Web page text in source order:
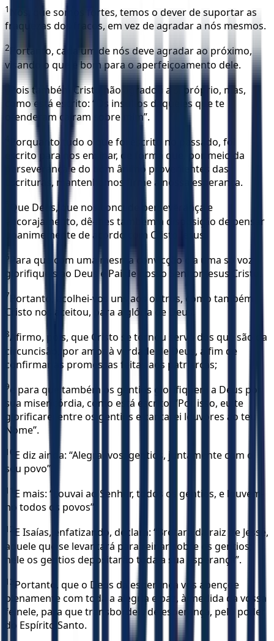
1 Nós, que somos fortes, temos o dever de suportar as
fraquezas dos fracos, em vez de agradar a nós mesmos.
2
Portanto, cada um de nós deve agradar ao próximo,
visando o que é bom para o aperfeiçoamento dele.
Pois também Cristo não agradou a si próprio, mas,
como está escrito: “Os insultos daqueles que te
ofenderam caíram sobre mim”.
Porquanto tudo o que foi escrito no passado, foi
escrito para nos ensinar, de forma que, por meio da
perseverança e do bom ânimo provenientes das
Escrituras, mantenhamos firme a nossa esperança.
Que Deus, que nos concede perseverança e
encorajamento, dê-lhes também a disposição de pensar
unanimemente de acordo com Cristo Jesus.
6
Para que com uma mesma convicção e a uma só voz
glorifiqueis ao Deus e Pai de nosso Senhor Jesus Cristo.
7
Portanto, acolhei-vos uns aos outros, como também
Cristo nos aceitou, para a glória de Deus.
8Afirmo, pois, que Cristo se tornou servo dos que são da
circuncisão, por amor à verdade de Deus, a fim de
confirmar as promessas feitas aos patriarcas;
9e para que também os gentios glorifiquem a Deus por
sua misericórdia, como está escrito: “Por isso, eu te
glorificarei entre os gentios e cantarei louvores ao teu
Nome”.
10 E diz ainda: “Alegrai-vos, gentios, juntamente com o
seu povo”.
11
E mais: “Louvai ao Senhor, todos os gentios, e louvem-
no todos os povos”.
12 E Isaías, enfatizando, declara: “Brotará da raiz de Jessé,
aquele que se levantará para reinar sobre os gentios;
nele os gentios depositarão toda a sua esperança”.
13 Portanto, que o Deus da esperança vos abençoe
plenamente com toda a alegria e paz, à medida da vossa
fé nele, para que transbordeis de esperança, pelo poder
do Espírito Santo.